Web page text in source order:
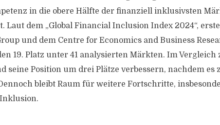
in die obere Hälfte der finanziell inklusivsten
Laut dem „Global Financial Inclusion Index 2024“,
und dem Centre for Economics and Business
19. Platz unter 41 analysierten Märkten. Im
seine Position um drei Plätze verbessern, nachdem es
bleibt Raum für weitere Fortschritte,